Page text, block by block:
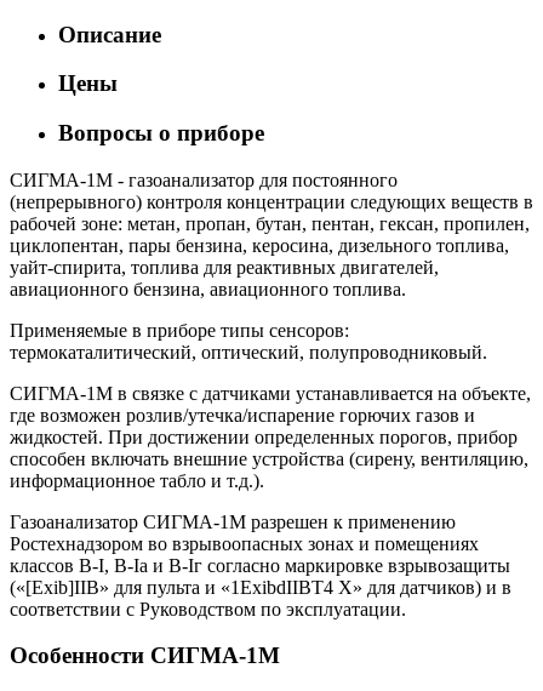
Описание
Цены
Вопросы о приборе
СИГМА-1М - газоанализатор для постоянного
(непрерывного) контроля концентрации следующих веществ в
рабочей зоне: метан, пропан, бутан, пентан, гексан, пропилен,
циклопентан, пары бензина, керосина, дизельного топлива,
уайт-спирита, топлива для реактивных двигателей,
авиационного бензина, авиационного топлива.
Применяемые в приборе типы сенсоров:
термокаталитический, оптический, полупроводниковый.
СИГМА-1М в связке с датчиками устанавливается на объекте,
где возможен розлив/утечка/испарение горючих газов и
жидкостей. При достижении определенных порогов, прибор
способен включать внешние устройства (сирену, вентиляцию,
информационное табло и т.д.).
Газоанализатор СИГМА-1М разрешен к применению
Ростехнадзором во взрывоопасных зонах и помещениях
классов B-I, B-Iа и B-Iг согласно маркировке взрывозащиты
(«[Exib]IIB» для пульта и «1ЕхibdIIВТ4 X» для датчиков) и в
соответствии с Руководством по эксплуатации.
Особенности СИГМА-1М